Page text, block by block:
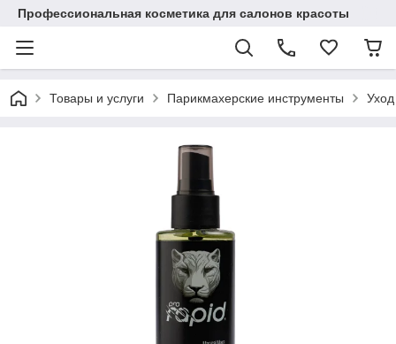
Профессиональная косметика для салонов красоты
Товары и услуги Парикмахерские инструменты